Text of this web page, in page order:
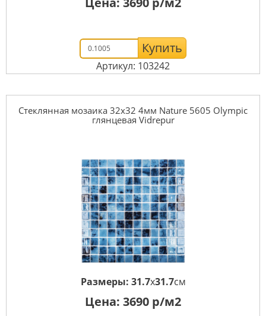
Купить
Артикул: 103242
Стеклянная мозаика 32x32 4мм Nature 5605 Olympic
глянцевая Vidrepur
Размеры: 31.7x31.7см
Цена: 3690 р/м2